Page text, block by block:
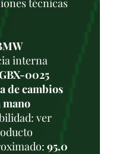
técnicas
interna
0025
de cambios
mano
ver
95.0